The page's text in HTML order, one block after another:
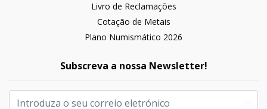
Livro de Reclamações
Cotação de Metais
Plano Numismático 2026
Subscreva a nossa Newsletter!